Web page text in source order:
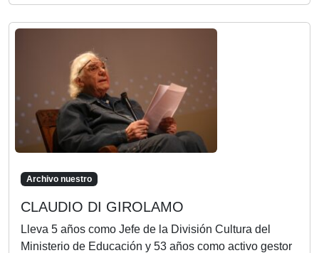
Archivo nuestro
CLAUDIO DI GIROLAMO
Lleva 5 años como Jefe de la División Cultura del
Ministerio de Educación y 53 años como activo gestor